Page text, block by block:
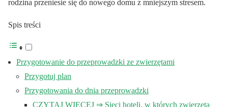
rodzina przeniesie się do nowego domu z mniejszym stresem.
Spis treści
Przygotowanie do przeprowadzki ze zwierzętami
Przygotuj plan
Przygotowania do dnia przeprowadzki
CZYTAJ WIĘCEJ ⇒ Sieci hoteli, w których zwierzęta